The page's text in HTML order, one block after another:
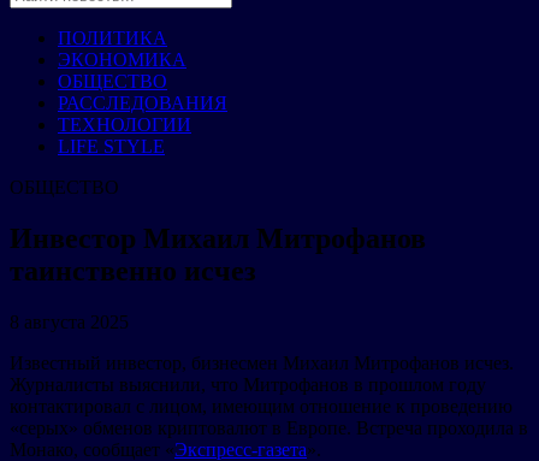
ПОЛИТИКА
ЭКОНОМИКА
ОБЩЕСТВО
РАССЛЕДОВАНИЯ
ТЕХНОЛОГИИ
LIFE STYLE
ОБЩЕСТВО
Инвестор Михаил Митрофанов
таинственно исчез
8 августа 2025
Известный инвестор, бизнесмен Михаил Митрофанов исчез.
Журналисты выяснили, что Митрофанов в прошлом году
контактировал с лицом, имеющим отношение к проведению
«серых» обменов криптовалют в Европе. Встреча проходила в
Монако, сообщает «Экспресс-газета».